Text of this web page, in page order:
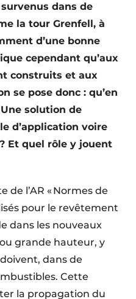
et égouttage
dans de
la tour Grenfell, à
d’une bonne
cependant qu’aux
construits et aux
se pose donc : qu’en
solution de
d’application voire
Et quel rôle y jouent
de l’AR « Normes de
pour le revêtement
dans les nouveaux
grande hauteur, y
dans de
Cette
la propagation du